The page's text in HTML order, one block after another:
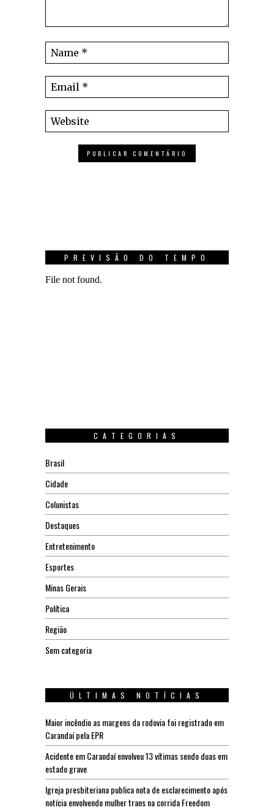
PREVISÃO DO TEMPO
CATEGORIAS
Brasil
Cidade
Colunistas
Destaques
Entretenimento
Esportes
Minas Gerais
Política
Região
Sem categoria
ÚLTIMAS NOTÍCIAS
Maior incêndio as margens da rodovia foi registrado em
Carandaí pela EPR
Acidente em Carandaí envolveu 13 vítimas sendo duas em
estado grave
Igreja presbiteriana publica nota de esclarecimento após
notícia envolvendo mulher trans na corrida Freedom